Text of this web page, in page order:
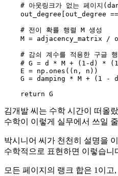
# 아웃링크가 없는 페이지
out_degree[out_degree
# 전이 확률 행렬 M 생성
M = adjacency_matrix /
# 감쇠 계수를 적용한 구글
# G = d * M + (1-d) *
    E = np.ones((n, n))
    G = damping * M + (
1 -
return
김개발 씨는 수학 시간이 떠올
수학이 이렇게 실무에서 쓰일
박시니어 씨가 천천히 설명을
수학적으로 표현하면 이렇습니
모든 페이지의 랭크 합은 1이